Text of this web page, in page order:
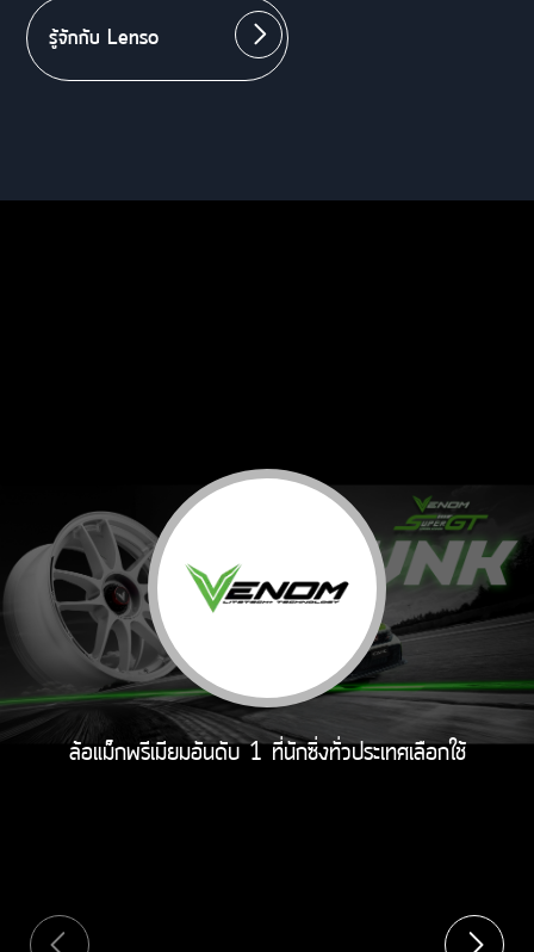
รู้จักกับ Lenso
ล้อแม็กพรีเมียมอันดับ 1 ที่นักซิ่งทั่วประเทศเลือกใช้